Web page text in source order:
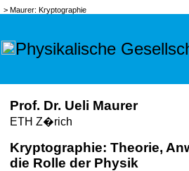
> Maurer: Kryptographie
Physikalische
Prof. Dr. Ueli Maurer
ETH Z�rich
Kryptographie: Theorie,
die Rolle der Physik